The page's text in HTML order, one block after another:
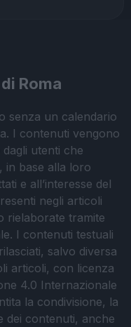
Roma
senza un calendario
I contenuti vengono
utenti che
in base alla loro
e all’interesse del
negli articoli
rielaborate tramite
I contenuti testuali
salvo diversa
articoli, con licenza
4.0 Internazionale
la condivisione, la
dei contenuti, anche